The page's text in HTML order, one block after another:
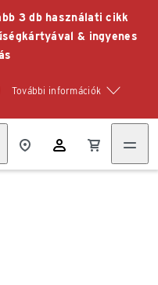
3 db használati cikk
& ingyenes
További információk